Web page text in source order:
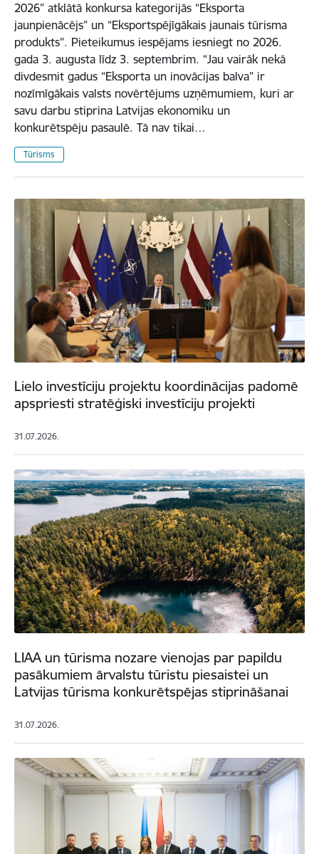
2026” atklātā konkursa kategorijās “Eksporta
jaunpienācējs” un “Eksportspējīgākais jaunais tūrisma
produkts”. Pieteikumus iespējams iesniegt no 2026.
gada 3. augusta līdz 3. septembrim. “Jau vairāk nekā
divdesmit gadus “Eksporta un inovācijas balva” ir
nozīmīgākais valsts novērtējums uzņēmumiem, kuri ar
savu darbu stiprina Latvijas ekonomiku un
konkurētspēju pasaulē. Tā nav tikai…
Tūrisms
Lielo investīciju projektu koordinācijas padomē
apspriesti stratēģiski investīciju projekti
31.07.2026.
LIAA un tūrisma nozare vienojas par papildu
pasākumiem ārvalstu tūristu piesaistei un
Latvijas tūrisma konkurētspējas stiprināšanai
31.07.2026.